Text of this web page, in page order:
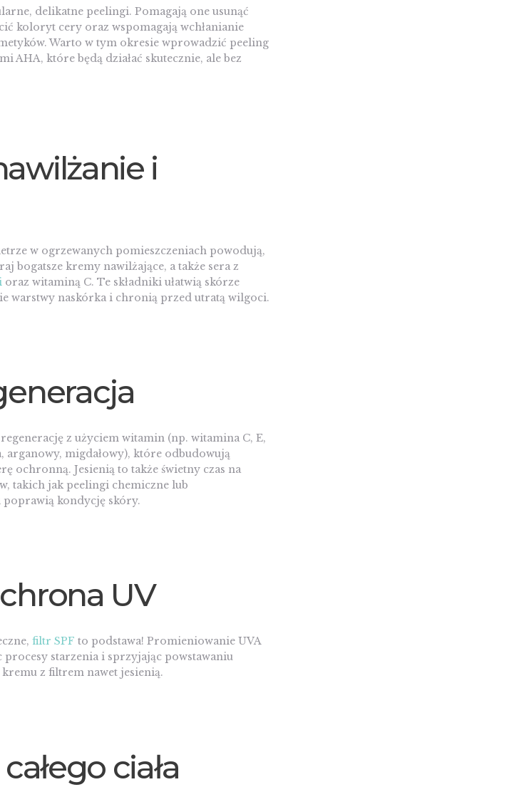
delikatne peelingi. Pomagają one usunąć
koloryt cery oraz wspomagają wchłanianie
Warto w tym okresie wprowadzić peeling
AHA, które będą działać skutecznie, ale bez
i
w ogrzewanych pomieszczeniach powodują,
bogatsze kremy nawilżające, a także sera z
oraz witaminą C. Te składniki ułatwią skórze
warstwy naskórka i chronią przed utratą wilgoci.
z użyciem witamin (np. witamina C, E,
migdałowy), które odbudowują
ochronną. Jesienią to także świetny czas na
takich jak peelingi chemiczne lub
kondycję skóry.
UV
filtr SPF to podstawa! Promieniowanie UVA
procesy starzenia i sprzyjając powstawaniu
z filtrem nawet jesienią.
ciała